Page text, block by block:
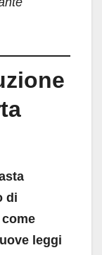
di
leggi